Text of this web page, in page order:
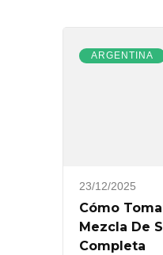
ARGENTINA
23/12/2025
Cómo
Mezcla De
Completa